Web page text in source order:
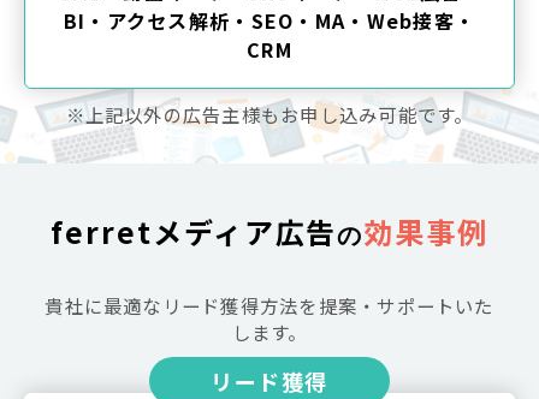
BI・アクセス解析・SEO・MA・Web接客・
CRM
※上記以外の広告主様もお申し込み可能です。
ferretメディア広告の効果事例
貴社に最適なリード獲得方法を提案・サポートいた
します。
リード獲得